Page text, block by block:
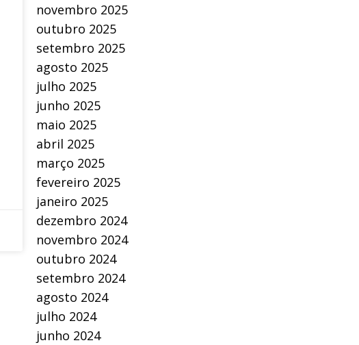
novembro 2025
outubro 2025
setembro 2025
agosto 2025
julho 2025
junho 2025
maio 2025
abril 2025
março 2025
fevereiro 2025
janeiro 2025
dezembro 2024
novembro 2024
outubro 2024
setembro 2024
agosto 2024
julho 2024
junho 2024